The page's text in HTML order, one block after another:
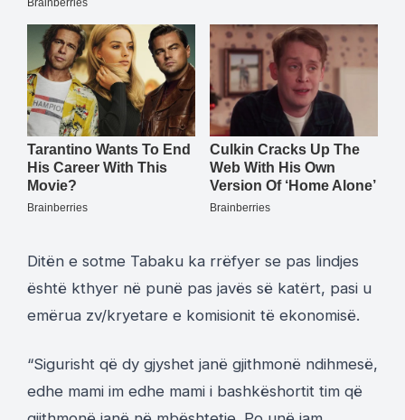
Ditën e sotme Tabaku ka rrëfyer se pas lindjes
është kthyer në punë pas javës së katërt, pasi u
emërua zv/kryetare e komisionit të ekonomisë.
“Sigurisht që dy gjyshet janë gjithmonë ndihmesë,
edhe mami im edhe mami i bashkëshortit tim që